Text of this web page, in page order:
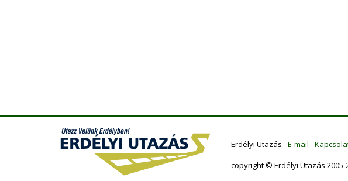
Erdélyi Utazás -E-mail -
copyright © Erdélyi Utazás